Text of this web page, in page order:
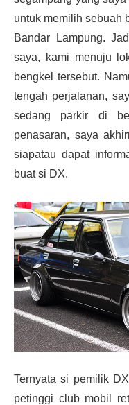
untuk memilih sebuah
Bandar Lampung.
saya, kami menuju
bengkel tersebut.
tengah perjalanan,
sedang parkir di
penasaran, saya
siapatau dapat
buat si DX.
Ternyata si pemilik
petinggi club mobil